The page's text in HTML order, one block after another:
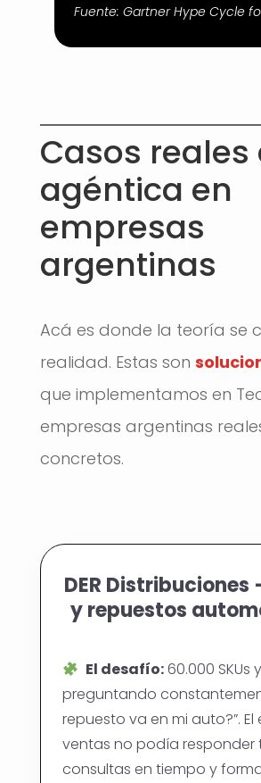
Fuente: Gartner Hype Cycle
Casos reales
agéntica en
empresas
argentinas
Acá es donde la teoría se
realidad. Estas son
que implementamos en
empresas argentinas
concretos.
DER Distribuciones
y repuestos
El desafío:60.000 SKUs
preguntando
repuesto va en mi auto?”.
ventas no podía responder
consultas en tiempo y